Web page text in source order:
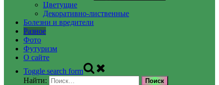
Цветущие
Декоративно-лиственные
Болезни и вредители
Разное
Фото
Футуризм
О сайте
Toggle search form
Найти: